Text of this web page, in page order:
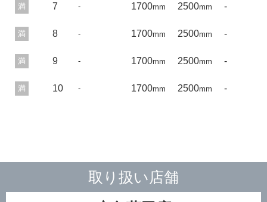
満 7 - 1700mm 2500mm -
満 8 - 1700mm 2500mm -
満 9 - 1700mm 2500mm -
満 10 - 1700mm 2500mm -
取り扱い店舗